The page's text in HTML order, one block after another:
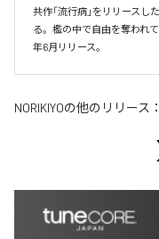
共作「流行病」をリリース
る。檻の中で自由を奪われ
年6月リリース。
NORIKIYOの他のリリース：